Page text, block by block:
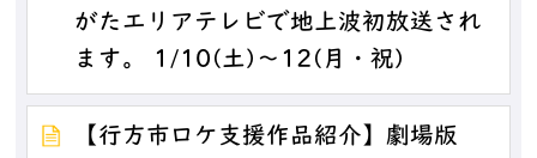
がたエリアテレビで地上波初放送され
ます。 1/10(土)～12(月・祝)
【行方市ロケ支援作品紹介】劇場版